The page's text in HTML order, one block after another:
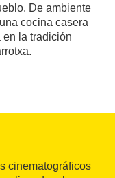
De ambiente
cocina casera
en la tradición
cinematográficos